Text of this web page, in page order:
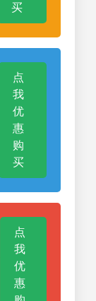
买
点
我
优
惠
购
买
点
我
优
惠